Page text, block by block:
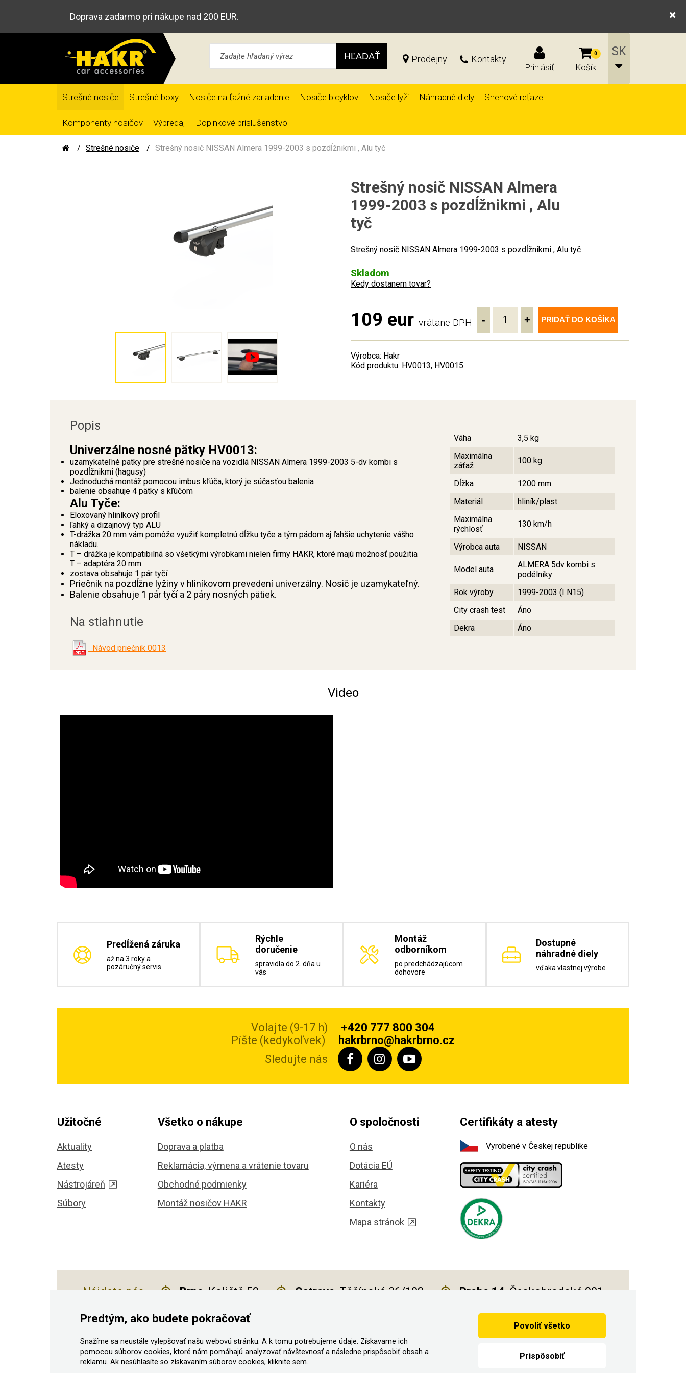
Doprava zadarmo pri nákupe nad 200 EUR.
HĽADAŤ Prodejny Kontakty
Prihlásiť
0
Košík
Strešné nosiče Strešné boxy Nosiče na ťažné zariadenie Nosiče bicyklov Nosiče lyží Náhradné diely Snehové reťaze
Komponenty nosičov Výpredaj Doplnkové príslušenstvo
Strešné nosiče Strešný nosič NISSAN Almera 1999-2003 s pozdĺžnikmi , Alu tyč
Strešný nosič NISSAN Almera
1999-2003 s pozdĺžnikmi , Alu
tyč
Strešný nosič NISSAN Almera 1999-2003 s pozdĺžnikmi , Alu tyč
Skladom
Kedy dostanem tovar?
109 eur vrátane DPH - + PRIDAŤ DO KOŠÍKA
Výrobca: Hakr
Kód produktu: HV0013, HV0015
Popis
Univerzálne nosné pätky HV0013:
uzamykateľné pätky pre strešné nosiče na vozidlá NISSAN Almera 1999-2003 5-dv kombi s
pozdĺžnikmi (hagusy)
Jednoduchá montáž pomocou imbus kľúča, ktorý je súčasťou balenia
balenie obsahuje 4 pätky s kľúčom
Alu Tyče:
Eloxovaný hliníkový profil
ľahký a dizajnový typ ALU
T-drážka 20 mm vám pomôže využiť kompletnú dĺžku tyče a tým pádom aj ľahšie uchytenie vášho
nákladu.
T – drážka je kompatibilná so všetkými výrobkami nielen firmy HAKR, ktoré majú možnosť použitia
T – adaptéra 20 mm
zostava obsahuje 1 pár tyčí
Priečnik na pozdĺžne lyžiny v hliníkovom prevedení univerzálny. Nosič je uzamykateľný.
Balenie obsahuje 1 pár tyčí a 2 páry nosných pätiek.
Na stiahnutie
Návod priečnik 0013
Váha
3,5 kg
Maximálna
záťaž
100 kg
Dĺžka
1200 mm
Materiál
hliník/plast
Maximálna
rýchlosť
130 km/h
Výrobca auta NISSAN
Model auta
ALMERA 5dv kombi s
podélníky
Rok výroby
1999-2003 (I N15)
City crash test
Áno
Dekra
Áno
Video
Predĺžená záruka
až na 3 roky a
pozáručný servis
Rýchle
doručenie
spravidla do 2. dňa u
vás
Montáž
odborníkom
po predchádzajúcom
dohovore
Dostupné
náhradné diely
vďaka vlastnej výrobe
Volajte (9-17 h)
+420 777 800 304
Píšte (kedykoľvek)
hakrbrno@hakrbrno.cz
Sledujte nás
Užitočné
Aktuality
Atesty
Nástrojáreň
Súbory
Všetko o nákupe
Doprava a platba
Reklamácia, výmena a vrátenie tovaru
Obchodné podmienky
Montáž nosičov HAKR
O spoločnosti
O nás
Dotácia EÚ
Kariéra
Kontakty
Mapa stránok
Certifikáty a atesty
Vyrobené v Českej republike
Nájdete nás Brno, Koliště 59 Ostrava, Těšínská 36/108 Praha 14, Českobrodská 901
© 2011–2026 ASN Hakr Brno. Všetky práva vyhradené
Predtým, ako budete pokračovať
Snažíme sa neustále vylepšovať našu webovú stránku. A k tomu potrebujeme údaje. Získavame ich
pomocou súborov cookies, ktoré nám pomáhajú analyzovať návštevnosť a následne prispôsobiť obsah a
reklamu. Ak nesúhlasíte so získavaním súborov cookies, kliknite sem.
Prispôsobiť
Povoliť všetko